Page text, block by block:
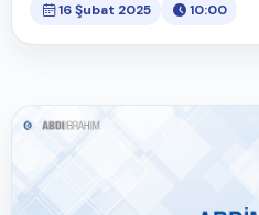
16 Şubat 2025 10:00